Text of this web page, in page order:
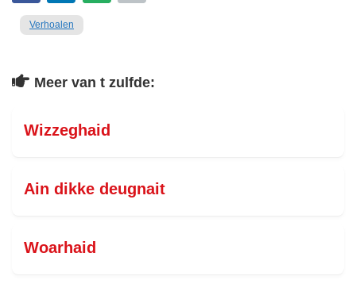
Verhoalen
Meer van t zulfde:
Wizzeghaid
Ain dikke deugnait
Woarhaid